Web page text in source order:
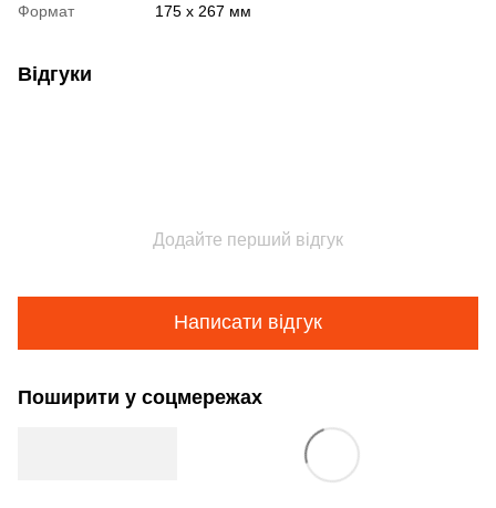
Формат
175 x 267 мм
Відгуки
Додайте перший відгук
Написати відгук
Поширити у соцмережах